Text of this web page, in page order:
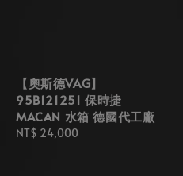
【奧斯德VAG】
95B121251 保時捷
MACAN 水箱 德國代工廠
Regular
NT$ 24,000